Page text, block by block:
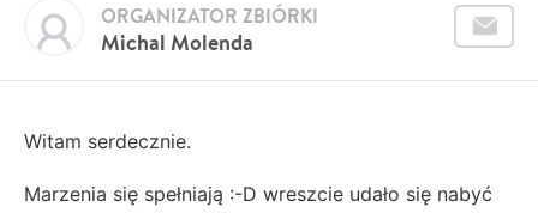
Michal Molenda
ORGANIZATOR ZBIÓRKI
Witam serdecznie.
Marzenia się spełniają :-D wreszcie udało się nabyć